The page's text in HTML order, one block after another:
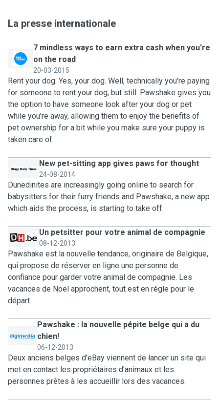
La presse internationale
7 mindless ways to earn extra cash when you're
on the road
20-03-2015
Rent your dog. Yes, your dog. Well, technically you're paying
for someone to rent your dog, but still. Pawshake gives you
the option to have someone look after your dog or pet
while you're away, allowing them to enjoy the benefits of
pet ownership for a bit while you make sure your puppy is
taken care of.
New pet-sitting app gives paws for thought
24-08-2014
Dunedinites are increasingly going online to search for
babysitters for their furry friends and Pawshake, a new app
which aids the process, is starting to take off.
Un petsitter pour votre animal de compagnie
08-12-2013
Pawshake est la nouvelle tendance, originaire de Belgique,
qui propose de réserver en ligne une personne de
confiance pour garder votre animal de compagnie. Les
vacances de Noël approchent, tout est en règle pour le
départ.
Pawshake : la nouvelle pépite belge qui a du
chien!
06-12-2013
Deux anciens belges d'eBay viennent de lancer un site qui
met en contact les propriétaires d'animaux et les
personnes prêtes à les accueillir lors des vacances.